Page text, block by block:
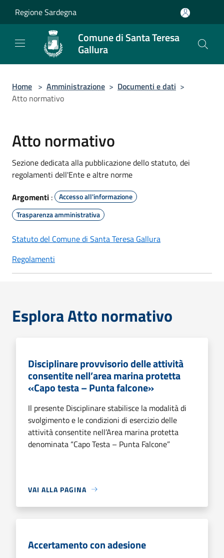
Regione Sardegna
Comune di Santa Teresa
Gallura
Home > Amministrazione > Documenti e dati >
Atto normativo
Atto normativo
Sezione dedicata alla pubblicazione dello statuto, dei
regolamenti dell'Ente e altre norme
Argomenti :
Accesso all'informazione
Trasparenza amministrativa
Statuto del Comune di Santa Teresa Gallura
Regolamenti
Esplora Atto normativo
Disciplinare provvisorio delle attività
consentite nell’area marina protetta
«Capo testa – Punta falcone»
Il presente Disciplinare stabilisce la modalità di
svolgimento e le condizioni di esercizio delle
attività consentite nell’Area marina protetta
denominata “Capo Testa – Punta Falcone”
VAI ALLA PAGINA
Accertamento con adesione